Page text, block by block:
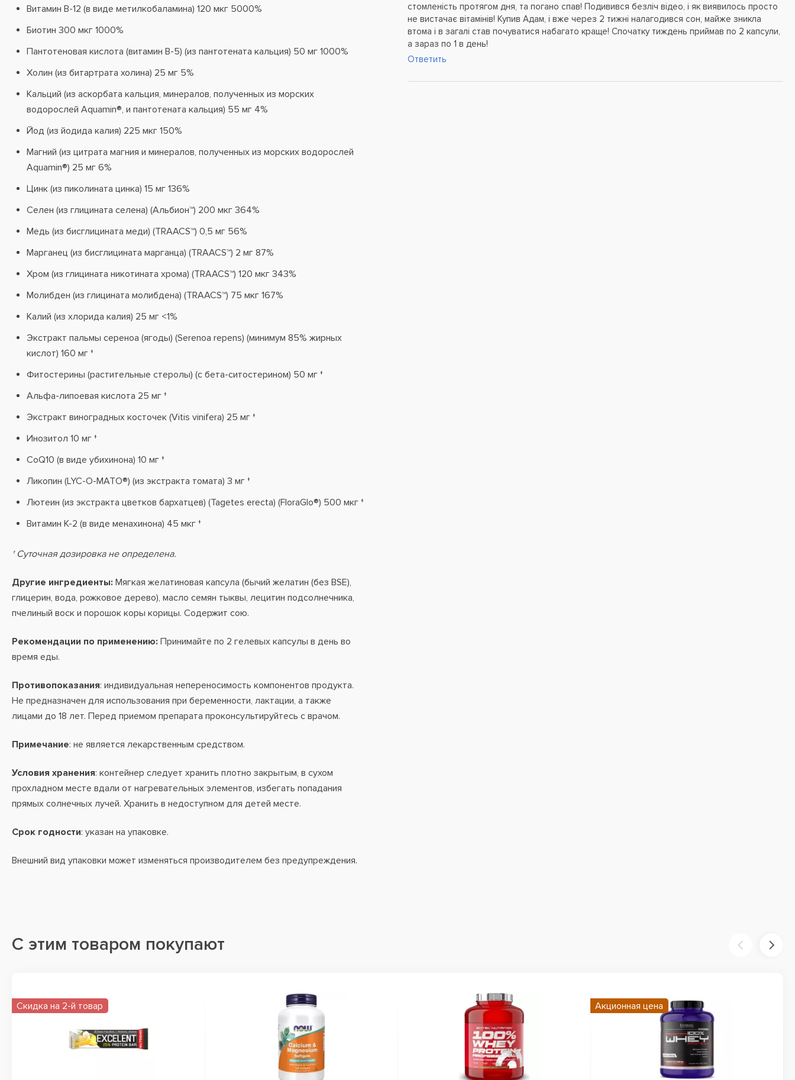
Витамин B-12 (в виде метилкобаламина) 120 мкг 5000%
Биотин 300 мкг 1000%
Пантотеновая кислота (витамин B-5) (из пантотената кальция) 50 мг 1000%
Холин (из битартрата холина) 25 мг 5%
Кальций (из аскорбата кальция, минералов, полученных из морских
водорослей Aquamin®, и пантотената кальция) 55 мг 4%
Йод (из йодида калия) 225 мкг 150%
Магний (из цитрата магния и минералов, полученных из морских водорослей
Aquamin®) 25 мг 6%
Цинк (из пиколината цинка) 15 мг 136%
Селен (из глицината селена) (Альбион™) 200 мкг 364%
Медь (из бисглицината меди) (TRAACS™) 0,5 мг 56%
Марганец (из бисглицината марганца) (TRAACS™) 2 мг 87%
Хром (из глицината никотината хрома) (TRAACS™) 120 мкг 343%
Молибден (из глицината молибдена) (TRAACS™) 75 мкг 167%
Калий (из хлорида калия) 25 мг <1%
Экстракт пальмы сереноа (ягоды) (Serenoa repens) (минимум 85% жирных
кислот) 160 мг †
Фитостерины (растительные стеролы) (с бета-ситостерином) 50 мг †
Альфа-липоевая кислота 25 мг †
Экстракт виноградных косточек (Vitis vinifera) 25 мг †
Инозитол 10 мг †
CoQ10 (в виде убихинона) 10 мг †
Ликопин (LYC-O-MATO®) (из экстракта томата) 3 мг †
Лютеин (из экстракта цветков бархатцев) (Tagetes erecta) (FloraGlo®) 500 мкг †
Витамин К-2 (в виде менахинона) 45 мкг †
† Суточная дозировка не определена.
Другие ингредиенты: Мягкая желатиновая капсула (бычий желатин (без BSE),
глицерин, вода, рожковое дерево), масло семян тыквы, лецитин подсолнечника,
пчелиный воск и порошок коры корицы. Содержит сою.
Рекомендации по применению: Принимайте по 2 гелевых капсулы в день во
время еды.
Противопоказания: индивидуальная непереносимость компонентов продукта.
Не предназначен для использования при беременности, лактации, а также
лицами до 18 лет. Перед приемом препарата проконсультируйтесь с врачом.
Примечание: не является лекарственным средством.
Условия хранения: контейнер следует хранить плотно закрытым, в сухом
прохладном месте вдали от нагревательных элементов, избегать попадания
прямых солнечных лучей. Хранить в недоступном для детей месте.
Срок годности: указан на упаковке.
Внешний вид упаковки может изменяться производителем без предупреждения.
стомленість протягом дня, та погано спав! Подивився безліч відео, і як виявилось просто
не вистачає вітамінів! Купив Адам, і вже через 2 тижні налагодився сон, майже зникла
втома і в загалі став почуватися набагато краще! Спочатку тиждень приймав по 2 капсули,
а зараз по 1 в день!
Ответить
С этим товаром покупают
Скидка на 2-й товар Акционная цена